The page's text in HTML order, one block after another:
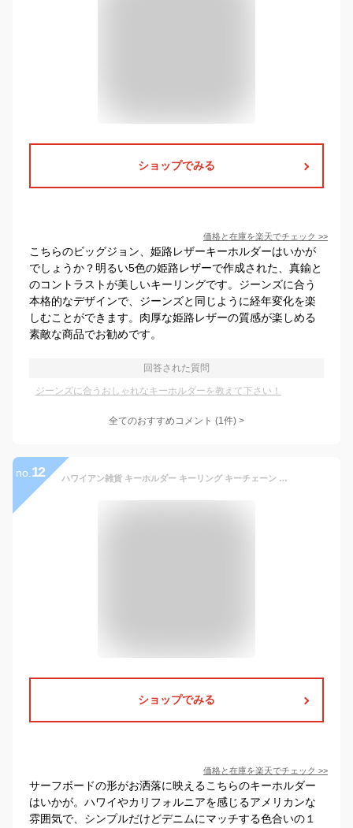
ショップでみる
価格と在庫を楽天でチェック >>
こちらのビッグジョン、姫路レザーキーホルダーはいかが
でしょうか？明るい5色の姫路レザーで作成された、真鍮と
のコントラストが美しいキーリングです。ジーンズに合う
本格的なデザインで、ジーンズと同じように経年変化を楽
しむことができます。肉厚な姫路レザーの質感が楽しめる
素敵な商品でお勧めです。
回答された質問
ジーンズに合うおしゃれなキーホルダーを教えて下さい！
全てのおすすめコメント (1件) >
no. 12 ハワイアン雑貨 キーホルダー キーリング キーチェーン アクリル サーフボード サーフィン ハワイ カリフォルニア 西海岸 LA アメリカ USA フラ ダンス おしゃれ かっこいい ハワイアン 小物 グッズ アメリカン アメ雑 メンズ レディース お土産 ギフト プレゼント hawaii
ショップでみる
価格と在庫を楽天でチェック >>
サーフボードの形がお洒落に映えるこちらのキーホルダー
はいかが。ハワイやカリフォルニアを感じるアメリカンな
雰囲気で、シンプルだけどデニムにマッチする色合いの１